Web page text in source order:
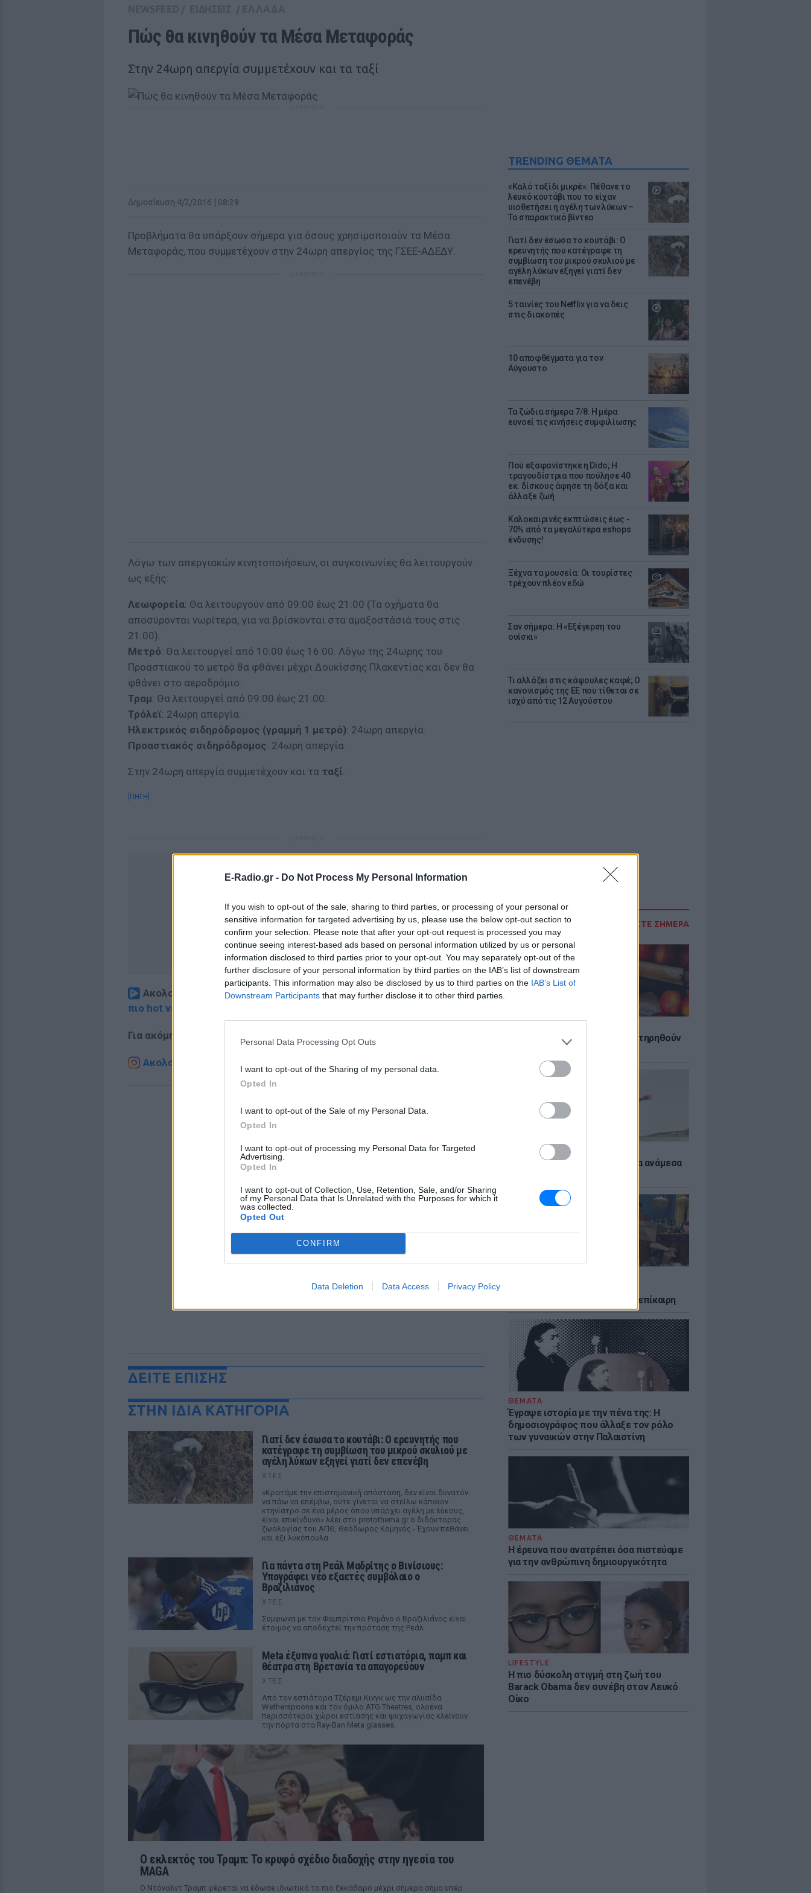
E-Radio.gr - Do Not Process My Personal Information
If you wish to opt-out of the sale, sharing to third parties, or processing of your personal or
sensitive information for targeted advertising by us, please use the below opt-out section to
confirm your selection. Please note that after your opt-out request is processed you may
continue seeing interest-based ads based on personal information utilized by us or personal
information disclosed to third parties prior to your opt-out. You may separately opt-out of the
further disclosure of your personal information by third parties on the IAB’s list of downstream
participants. This information may also be disclosed by us to third parties on the IAB’s List of
Downstream Participants that may further disclose it to other third parties.
Personal Data Processing Opt Outs
I want to opt-out of the Sharing of my personal data.
Opted In
I want to opt-out of the Sale of my Personal Data.
Opted In
I want to opt-out of processing my Personal Data for Targeted
Advertising.
Opted In
I want to opt-out of Collection, Use, Retention, Sale, and/or Sharing
of my Personal Data that Is Unrelated with the Purposes for which it
was collected.
Opted Out
CONFIRM
Data Deletion Data Access Privacy Policy
TRENDING ΘΕΜΑΤΑ
«Καλό ταξίδι μικρέ»: Πέθανε το
λευκό κουτάβι που το είχαν
υιοθετήσει η αγέλη των λύκων –
Το σπαρακτικό βίντεο
Γιατί δεν έσωσα το κουτάβι: Ο
ερευνητής που κατέγραφε τη
συμβίωση του μικρού σκυλιού με
αγέλη λύκων εξηγεί γιατί δεν
επενέβη
5 ταινίες του Netflix για να δεις
στις διακοπές
10 αποφθέγματα για τον
Αύγουστο
Τα ζώδια σήμερα 7/8: Η μέρα
ευνοεί τις κινήσεις συμφιλίωσης
Πού εξαφανίστηκε η Dido; Η
τραγουδίστρια που πούλησε 40
εκ. δίσκους άφησε τη δόξα και
άλλαξε ζωή
Καλοκαιρινές εκπτώσεις έως -
70% από τα μεγαλύτερα eshops
ένδυσης!
Ξέχνα τα μουσεία: Οι τουρίστες
τρέχουν πλέον εδώ
Σαν σήμερα: Η «Εξέγερση του
ουίσκι»
Τι αλλάζει στις κάψουλες καφέ; Ο
κανονισμός της ΕΕ που τίθεται σε
ισχύ από τις 12 Αυγούστου
ΔΙΑΒΑΣΤΕ ΣΗΜΕΡΑ
6 φρούτα που μπορουν να διατηρηθούν
Πώς να αποφύγεις το σύγκαμα ανάμεσα
νεοπλουτισμό και παραμένει επίκαιρη
ΘΕΜΑΤΑ
Έγραψε ιστορία με την πένα της: Η
δημοσιογράφος που άλλαξε τον ρόλο
των γυναικών στην Παλαιστίνη
ΘΕΜΑΤΑ
Η έρευνα που ανατρέπει όσα πιστεύαμε
για την ανθρώπινη δημιουργικότητα
LIFESTYLE
Η πιο δύσκολη στιγμή στη ζωή του
Barack Obama δεν συνέβη στον Λευκό
Οίκο
Πώς θα κινηθούν τα Μέσα Μεταφοράς
Στην 24ωρη απεργία συμμετέχουν και τα ταξί
Δημοσίευση 4/2/2016 | 08:29
Προβλήματα θα υπάρξουν σήμερα για όσους χρησιμοποιούν τα Μέσα
Μεταφοράς, που συμμετέχουν στην 24ωρη απεργίας της ΓΣΕΕ-ΑΔΕΔΥ.
Λόγω των απεργιακών κινητοποιήσεων, οι συγκοινωνίες θα λειτουργούν
ως εξής:
Λεωφορεία: Θα λειτουργούν από 09:00 έως 21:00 (Τα οχήματα θα
αποσύρονται νωρίτερα, για να βρίσκονται στα αμαξοστάσιά τους στις
21:00).
Μετρό: Θα λειτουργεί από 10:00 έως 16:00. Λόγω της 24ωρης του
Προαστιακού το μετρό θα φθάνει μέχρι Δουκίσσης Πλακεντίας και δεν θα
φθάνει στο αεροδρόμιο.
Τραμ: Θα λειτουργεί από 09:00 έως 21:00.
Τρόλεϊ: 24ωρη απεργία.
Ηλεκτρικός σιδηρόδρομος (γραμμή 1 μετρό): 24ωρη απεργία.
Προαστιακός σιδηρόδρομος: 24ωρη απεργία.
Στην 24ωρη απεργία συμμετέχουν και τα ταξί.
[ΠΗΓΗ]
Ακολουθήστε το E-Radio.gr στοGoogle Newsκαι μάθετε πρώτοιτα
πιο hot νέα
Για ακόμη περισσότερα
Ακολουθήστε το E-Radio.gr και στο Instagram
ΔΕΙΤΕ ΕΠΙΣΗΣ
ΣΤΗΝ ΙΔΙΑ ΚΑΤΗΓΟΡΙΑ
Γιατί δεν έσωσα το κουτάβι: Ο ερευνητής που
κατέγραφε τη συμβίωση του μικρού σκυλιού με
αγέλη λύκων εξηγεί γιατί δεν επενέβη
ΧΤΕΣ
«Κρατάμε την επιστημονική απόσταση, δεν είναι δυνατόν
να πάω να επέμβω, ούτε γίνεται να στείλω κάποιον
κτηνίατρο σε ένα μέρος όπου υπάρχει αγέλη με λύκους,
είναι επικίνδυνο» λέει στο protothema.gr ο διδάκτορας
ζωολογίας του ΑΠΘ, Θεόδωρος Κομηνός - Έχουν πεθάνει
και έξι λυκόπουλα
Για πάντα στη Ρεάλ Μαδρίτης ο Βινίσιους:
Υπογράφει νέο εξαετές συμβόλαιο ο
Βραζιλιάνος
ΧΤΕΣ
Σύμφωνα με τον Φαμπρίτσιο Ρομάνο ο Βραζιλιάνος είναι
έτοιμος να αποδεχτεί την πρόταση της Ρεάλ
Meta έξυπνα γυαλιά: Γιατί εστιατόρια, παμπ και
θέατρα στη Βρετανία τα απαγορεύουν
ΧΤΕΣ
Από τον εστιάτορα Τζέρεμι Κινγκ ως την αλυσίδα
Wetherspoons και τον όμιλο ATG Theatres, ολοένα
περισσότεροι χώροι εστίασης και ψυχαγωγίας κλείνουν
την πόρτα στα Ray-Ban Meta glasses.
Ο εκλεκτός του Τραμπ: Το κρυφό σχέδιο διαδοχής στην ηγεσία του
MAGA
Ο Ντόναλντ Τραμπ φέρεται να έδωσε ιδιωτικά το πιο ξεκάθαρο μέχρι σήμερα σήμα υπέρ